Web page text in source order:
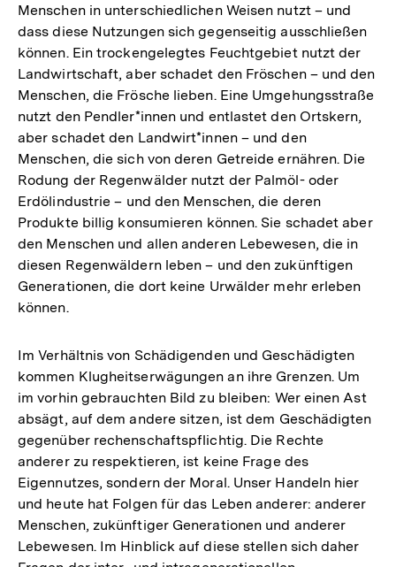
Menschen in unterschiedlichen Weisen nutzt – und
dass diese Nutzungen sich gegenseitig ausschließen
können. Ein trockengelegtes Feuchtgebiet nutzt der
Landwirtschaft, aber schadet den Fröschen – und den
Menschen, die Frösche lieben. Eine Umgehungsstraße
nutzt den Pendler*innen und entlastet den Ortskern,
aber schadet den Landwirt*innen – und den
Menschen, die sich von deren Getreide ernähren. Die
Rodung der Regenwälder nutzt der Palmöl- oder
Erdölindustrie – und den Menschen, die deren
Produkte billig konsumieren können. Sie schadet aber
den Menschen und allen anderen Lebewesen, die in
diesen Regenwäldern leben – und den zukünftigen
Generationen, die dort keine Urwälder mehr erleben
können.
Im Verhältnis von Schädigenden und Geschädigten
kommen Klugheitserwägungen an ihre Grenzen. Um
im vorhin gebrauchten Bild zu bleiben: Wer einen Ast
absägt, auf dem andere sitzen, ist dem Geschädigten
gegenüber rechenschaftspflichtig. Die Rechte
anderer zu respektieren, ist keine Frage des
Eigennutzes, sondern der Moral. Unser Handeln hier
und heute hat Folgen für das Leben anderer: anderer
Menschen, zukünftiger Generationen und anderer
Lebewesen. Im Hinblick auf diese stellen sich daher